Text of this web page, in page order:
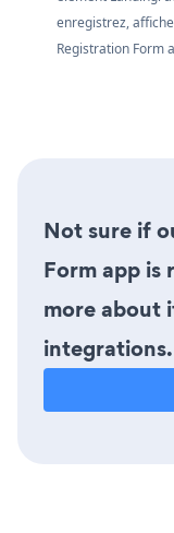
enregistrez,
Registration Form
Not sure if
Form app is
more about
integrations.